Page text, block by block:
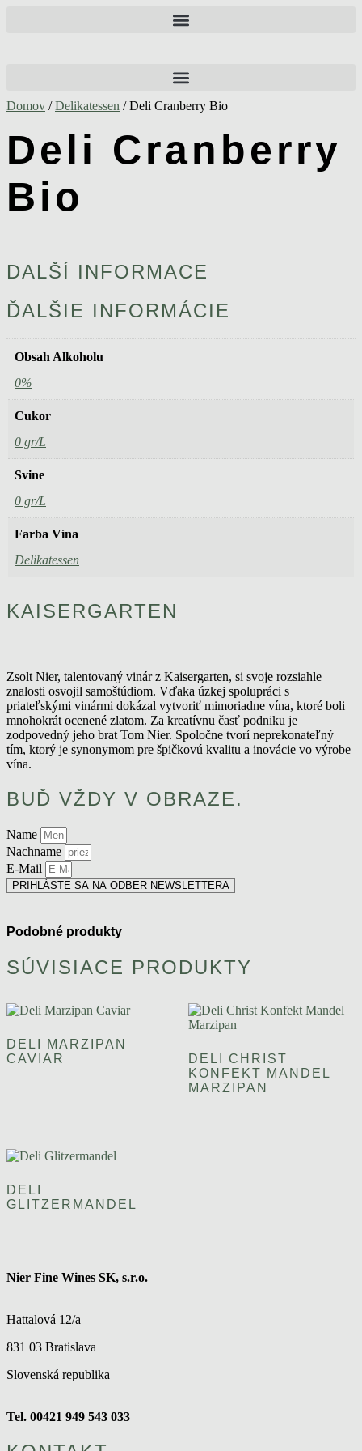
Domov /Delikatessen / Deli Cranberry Bio
Deli Cranberry
Bio
DALŠÍ INFORMACE
ĎALŠIE INFORMÁCIE
Obsah Alkoholu
0%
Cukor
0 gr/L
Svine
0 gr/L
Farba Vína
Delikatessen
KAISERGARTEN
Zsolt Nier, talentovaný vinár z Kaisergarten, si svoje rozsiahle
znalosti osvojil samoštúdiom. Vďaka úzkej spolupráci s
priateľskými vinármi dokázal vytvoriť mimoriadne vína, ktoré boli
mnohokrát ocenené zlatom. Za kreatívnu časť podniku je
zodpovedný jeho brat Tom Nier. Spoločne tvorí neprekonateľný
tím, ktorý je synonymom pre špičkovú kvalitu a inovácie vo výrobe
vína.
BUĎ VŽDY V OBRAZE.
Name
Nachname
E-Mail
PRIHLÁSTE SA NA ODBER NEWSLETTERA
Podobné produkty
SÚVISIACE PRODUKTY
DELI MARZIPAN
CAVIAR
DELI CHRIST
KONFEKT MANDEL
MARZIPAN
DELI
GLITZERMANDEL
Nier Fine Wines SK, s.r.o.
Hattalová 12/a
831 03 Bratislava
Slovenská republika
Tel. 00421 949 543 033